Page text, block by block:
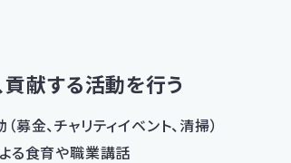
貢献する活動を行う
金、チャリティイベント、清掃）
る食育や職業講話